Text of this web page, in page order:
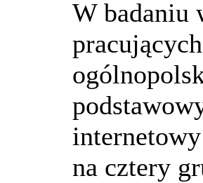
W badaniu
na cztery